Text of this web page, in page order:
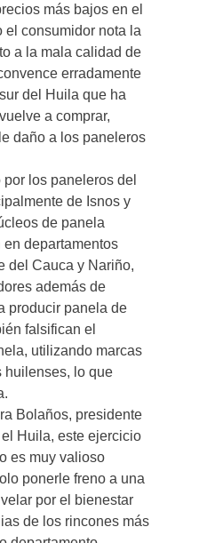
más bajos en el
el consumidor nota la
a la mala calidad de
erradamente
del Huila que ha
a comprar,
daño a los paneleros
los paneleros del
de Isnos y
de panela
departamentos
del Cauca y Nariño,
además de
producir panela de
falsifican el
utilizando marcas
huilenses, lo que
Bolaños, presidente
Huila, este ejercicio
es muy valioso
ponerle freno a una
por el bienestar
de los rincones más